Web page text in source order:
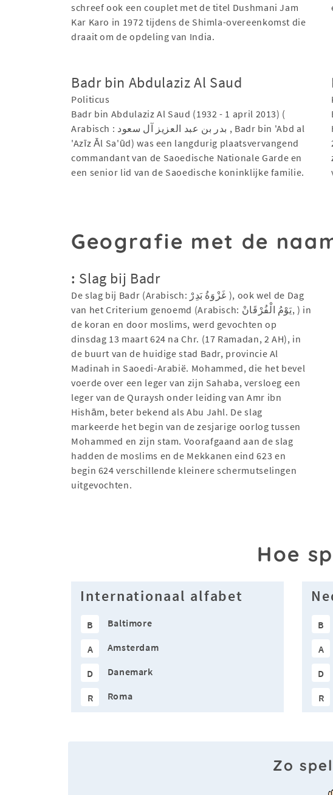
schreef ook een couplet met de titel Dushmani Jam
Kar Karo in 1972 tijdens de Shimla-overeenkomst die
draait om de opdeling van India.
Badr bin Abdulaziz Al Saud
Politicus
Badr bin Abdulaziz Al Saud (1932 - 1 april 2013) (
Arabisch : بدر بن عبد العزيز آل سعود , Badr bin 'Abd al
'Azīz Āl Sa'ūd) was een langdurig plaatsvervangend
commandant van de Saoedische Nationale Garde en
een senior lid van de Saoedische koninklijke familie.
Geografie met de
: Slag bij Badr
De slag bij Badr (Arabisch: غَزْوَةُ بَدِرْ ), ook wel de Dag
van het Criterium genoemd (Arabisch: يَوْمُ الْفُرْقَانْ, ) in
de koran en door moslims, werd gevochten op
dinsdag 13 maart 624 na Chr. (17 Ramadan, 2 AH), in
de buurt van de huidige stad Badr, provincie Al
Madinah in Saoedi-Arabië. Mohammed, die het bevel
voerde over een leger van zijn Sahaba, versloeg een
leger van de Quraysh onder leiding van Amr ibn
Hishām, beter bekend als Abu Jahl. De slag
markeerde het begin van de zesjarige oorlog tussen
Mohammed en zijn stam. Voorafgaand aan de slag
hadden de moslims en de Mekkanen eind 623 en
begin 624 verschillende kleinere schermutselingen
uitgevochten.
Hoe
Internationaal alfabet
B Baltimore
A Amsterdam
D Danemark
R Roma
B
A
D
R
Zo